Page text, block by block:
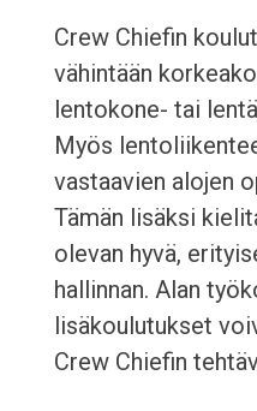
Crew Chiefin
vähintään
lentokone- tai
Myös
vastaavien alojen
Tämän lisäksi
olevan hyvä,
hallinnan. Alan
lisäkoulutukset
Crew Chiefin